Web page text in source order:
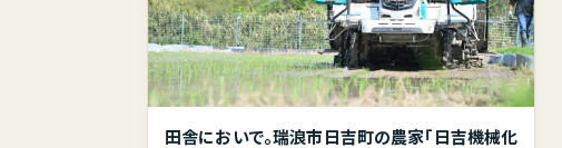
田舎においで。瑞浪市日吉町の農家「日吉機械化